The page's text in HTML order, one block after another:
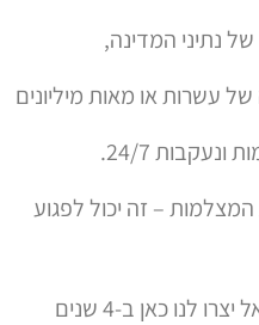
נתיני המדינה,
עשרות או מאות מיליונים
24/7.
– זה יכול לפגוע
לעומת גן החיות שמכשלות ישראל יצרו לנו כאן ב-4 שנים